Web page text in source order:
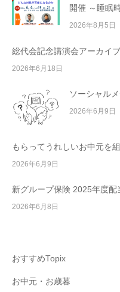
開催 ～睡眠
2026年8月5日
総代会記念講演会アーカイ
2026年6月18日
ソーシャル
2026年6月9日
もらってうれしいお中元を
2026年6月9日
新グループ保険 2025年度配
2026年6月8日
おすすめTopix
お中元・お歳暮